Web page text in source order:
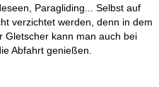
Paragliding... Selbst auf
verzichtet werden, denn in dem
Gletscher kann man auch bei
Abfahrt genießen.